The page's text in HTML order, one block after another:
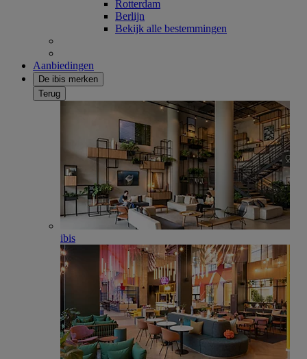
Rotterdam
Berlijn
Bekijk alle bestemmingen
Aanbiedingen
De ibis merken
Terug
ibis